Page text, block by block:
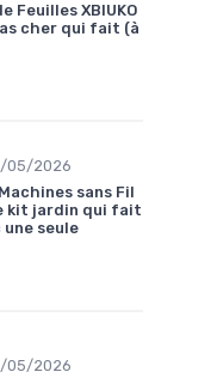
Feuilles XBIUKO
cher qui fait (à
05/2026
sans Fil
kit jardin qui fait
seule
05/2026